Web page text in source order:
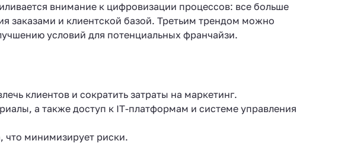
внимание к цифровизации процессов: все больше
заказами и клиентской базой. Третьим трендом можно
условий для потенциальных франчайзи.
клиентов и сократить затраты на маркетинг.
а также доступ к IT-платформам и системе управления
что минимизирует риски.